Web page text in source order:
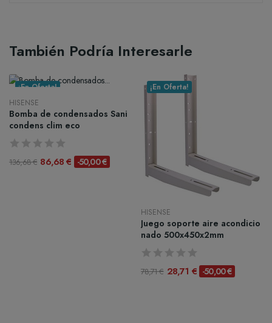
También Podría Interesarle
¡En Oferta!
HISENSE
Bomba de condensados Sani
condens clim eco
136,68 € 86,68 € -50,00 €
¡En Oferta!
HISENSE
Juego soporte aire acondicio
nado 500x450x2mm
78,71 € 28,71 € -50,00 €